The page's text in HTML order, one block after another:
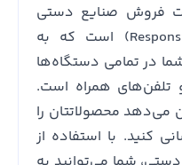
فروش صنایع دستی
شامل طراحی واکنشگرا (Responsive) است که به
در تمامی دستگاه‌ها
و تلفن‌های همراه است.
می‌دهد محصولاتتان را
کنید. با استفاده از